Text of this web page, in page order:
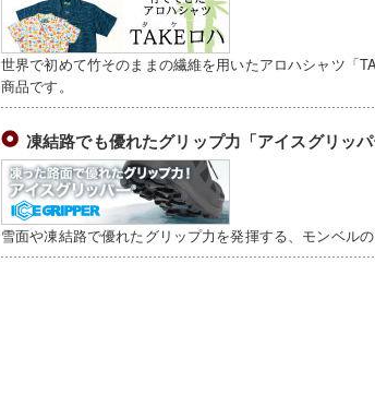
世界で初めて竹そのままの繊維を用いたアロハシャツ「
商品です。
凍結路でも優れたグリップ力「アイスグリッパ
雪面や凍結路で優れたグリップ力を発揮する、モンベル